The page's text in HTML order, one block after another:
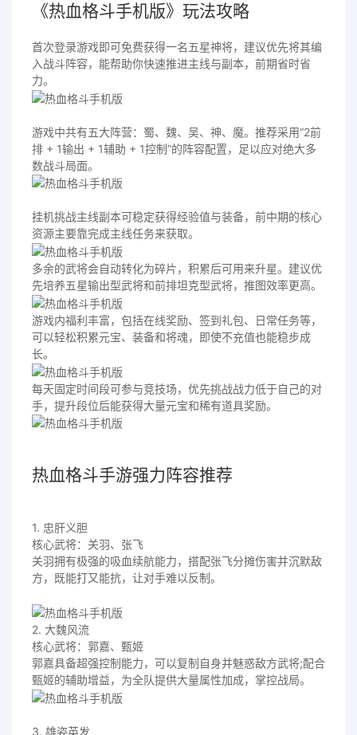
《热血格斗手机版》玩法攻略
首次登录游戏即可免费获得一名五星神将，建议优先将其编
入战斗阵容，能帮助你快速推进主线与副本，前期省时省
力。
游戏中共有五大阵营：蜀、魏、吴、神、魔。推荐采用“2前
排 + 1输出 + 1辅助 + 1控制”的阵容配置，足以应对绝大多
数战斗局面。
挂机挑战主线副本可稳定获得经验值与装备，前中期的核心
资源主要靠完成主线任务来获取。
多余的武将会自动转化为碎片，积累后可用来升星。建议优
先培养五星输出型武将和前排坦克型武将，推图效率更高。
游戏内福利丰富，包括在线奖励、签到礼包、日常任务等，
可以轻松积累元宝、装备和将魂，即使不充值也能稳步成
长。
每天固定时间段可参与竞技场，优先挑战战力低于自己的对
手，提升段位后能获得大量元宝和稀有道具奖励。
热血格斗手游强力阵容推荐
1. 忠肝义胆
核心武将：关羽、张飞
关羽拥有极强的吸血续航能力，搭配张飞分摊伤害并沉默敌
方，既能打又能抗，让对手难以反制。
2. 大魏风流
核心武将：郭嘉、甄姬
郭嘉具备超强控制能力，可以复制自身并魅惑敌方武将;配合
甄姬的辅助增益，为全队提供大量属性加成，掌控战局。
3. 雄姿英发